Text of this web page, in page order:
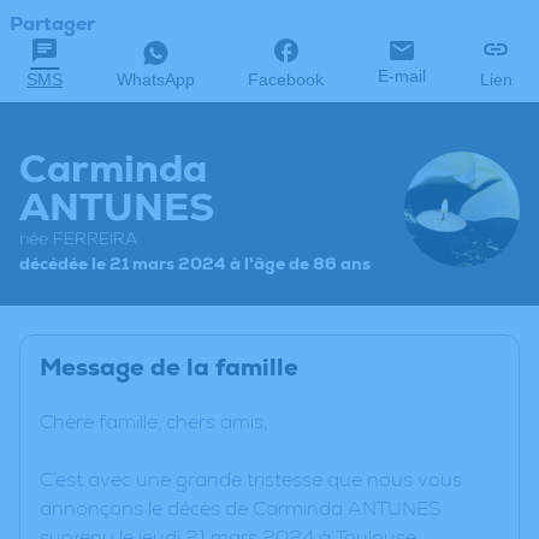
Partager
SMS WhatsApp Facebook E-mail Lien
Carminda
ANTUNES
née FERREIRA
décédée le 21 mars 2024 à l'âge de 86 ans
Message de la famille
Chère famille, chers amis,
C’est avec une grande tristesse que nous vous
annonçons le décès de Carminda ANTUNES